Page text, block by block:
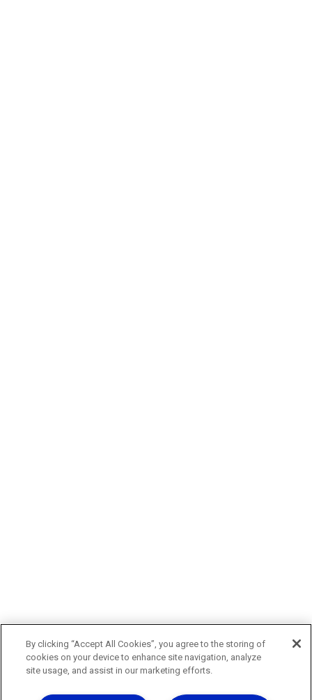
By clicking “Accept All Cookies”, you agree to the storing of
cookies on your device to enhance site navigation, analyze
site usage, and assist in our marketing efforts.